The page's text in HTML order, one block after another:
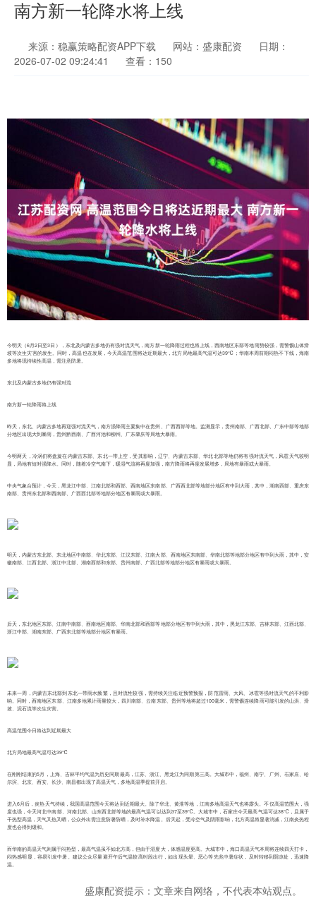
南方新一轮降水将上线
来源：稳赢策略配资APP下载 网站：盛康配资
日期：
2026-07-02 09:24:41
查看：150
今明天（6月2日至3日），东北及内蒙古多地仍有强对流天气，南方新一轮降雨过程也将上线，西南地区东部等地雨势较强，需警惕山体滑
坡等次生灾害的发生。同时，高温也在发展，今天高温范围将达近期最大，北方局地最高气温可达39℃；华南本周前期闷热不下线，海南
多地将现持续性高温，需注意防暑。
东北及内蒙古多地仍有强对流
南方新一轮降雨将上线
昨天，东北、内蒙古多地再迎强对流天气，南方强降雨主要集中在贵州、广西西部等地。监测显示，贵州南部、广西北部、广东中部等地部
分地区出现大到暴雨，贵州黔西南、广西河池和柳州、广东肇庆等局地大暴雨。
今明两天，冷涡仍将盘旋在内蒙古东部、东北一带上空，受其影响，辽宁、内蒙古东部、华北北部等地仍将有强对流天气，风雹天气较明
显，局地有短时强降水。同时，随着冷空气南下，暖湿气流将再度加强，南方降雨将再度发展增多，局地有暴雨或大暴雨。
中央气象台预计，今天，黑龙江中部、江南北部和西部、西南地区东南部、广西西北部等地部分地区有中到大雨，其中，湖南西部、重庆东
南部、贵州东北部和西南部、广西西北部等地部分地区有暴雨或大暴雨。
明天，内蒙古东北部、东北地区中南部、华北东部、江汉东部、江南大部、西南地区东南部、华南北部等地部分地区有中到大雨，其中，安
徽南部、江西北部、浙江中北部、湖南西部和东部、贵州南部、广西北部等地部分地区有暴雨或大暴雨。
后天，东北地区东部、江南中南部、西南地区南部、华南北部和西部等地部分地区有中到大雨，其中，黑龙江东部、吉林东部、江西北部、
浙江中部、湖南东部、广西东北部等地部分地区有暴雨。
未来一周，内蒙古东北部到东北一带雨水频繁，且对流性较强，需持续关注临近预警预报，防范雷雨、大风、冰雹等强对流天气的不利影
响。同时，西南地区东部、江南多地累计雨量较大，四川南部、云南东部、贵州等地将超过100毫米，需警惕连续降雨可能引发的山洪、滑
坡、泥石流等次生灾害。
高温范围今日将达到近期最大
北方局地最高气温可达39℃
在刚刚结束的5月，上海、吉林平均气温为历史同期最高，江苏、浙江、黑龙江为同期第三高。大城市中，福州、南宁、广州、石家庄、哈
尔滨、北京、西安、长沙、南昌都出现了高温天气，多地高温季提前开启。
进入6月后，炎热天气持续，我国高温范围今天将达到近期最大。除了华北、黄淮等地，江南多地高温天气也将露头。不仅高温范围大，强
度也强，今天河北中南部、河南北部、山东西北部等地的最高气温可以达到37至39℃。大城市中，石家庄今天最高气温可达38℃，且属于
干热型高温，天气又热又晒，公众外出需注意防暑防晒，及时补水降温。后天起，受冷空气及阴雨影响，北方高温将显著消减，江南炎热程
度也会得到缓和。
而华南的高温天气则属于闷热型，最高气温虽不如北方高，但由于湿度大，体感温度更高。大城市中，海口高温天气本周将连续四天打卡，
闷热感明显，容易引发中暑。建议公众尽量避开午后气温较高时段出行，如出现头晕、恶心等先兆中暑症状，及时转移到阴凉处，迅速降
温。
盛康配资提示：文章来自网络，不代表本站观点。